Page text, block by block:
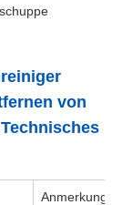
von
Anmerkungen